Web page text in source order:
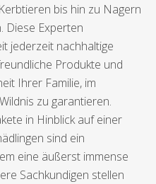
bis hin zu Nagern
Diese Experten
jederzeit nachhaltige
Produkte und
Ihrer Familie, im
zu garantieren.
in Hinblick auf einer
sind ein
eine äußerst immense
Sachkundigen stellen